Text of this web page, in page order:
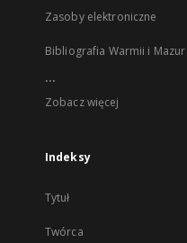
Zasoby elektroniczne
Bibliografia Warmii i Mazur
...
Zobacz więcej
Indeksy
Tytuł
Twórca